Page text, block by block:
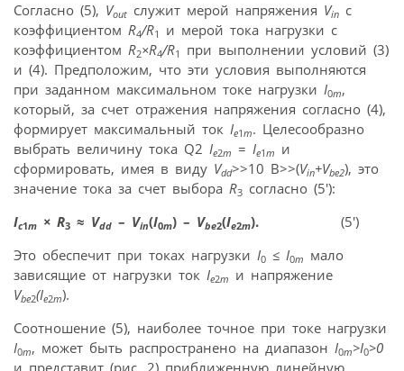
Согласно (5), Vout служит мерой напряжения Vin с
коэффициентом R4/R1
и мерой тока нагрузки с
коэффициентом R2×R4/R1
при выполнении условий (3)
и (4). Предположим, что эти условия выполняются
при заданном максимальном токе нагрузки I0m,
который, за счет отражения напряжения согласно (4),
формирует максимальный ток Ie1m. Целесообразно
выбрать величину тока Q2 Ie2m = Ie1m и
сформировать, имея в виду Vdd>>10 В>>(Vin+Vbe2), это
значение тока за счет выбора R3 согласно (5′):
Ic1m × R3 ≈ Vdd – Vin(I0m) – Vbe2(Ie2m).
(5′)
Это обеспечит при токах нагрузки I0 ≤ I0m мало
зависящие от нагрузки ток Ie2m и напряжение
Vbe2(Ie2m).
Соотношение (5), наиболее точное при токе нагрузки
I0m, может быть распространено на диапазон I0m>I0>0